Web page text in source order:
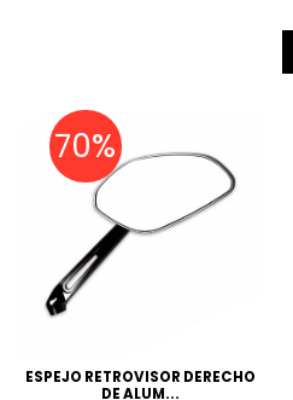
ESPEJO RETROVISOR DERECHO
DE ALUM...
70%